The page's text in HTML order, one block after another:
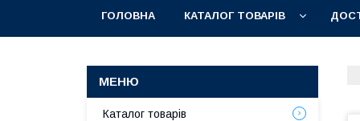
ГОЛОВНА КАТАЛОГ ТОВАРІВ
Каталог товарів